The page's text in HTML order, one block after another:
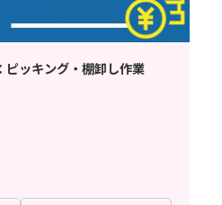
ピッキング・棚卸し作業